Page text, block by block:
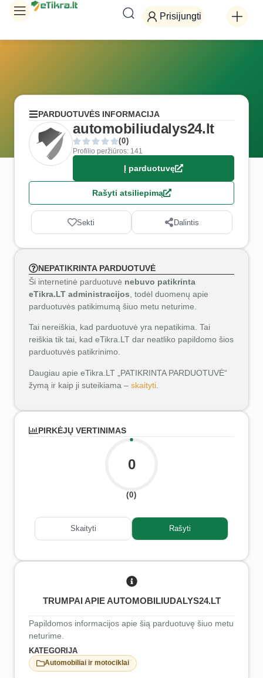
Prisijungti
PARDUOTUVĖS INFORMACIJA
automobiliudalys24.lt
(0)
Profilio peržiūros: 141
Į parduotuvę
Rašyti atsiliepimą
Sekti Dalintis
NEPATIKRINTA PARDUOTUVĖ
Ši internetinė parduotuvė nebuvo patikrinta
eTikra.LT administracijos , todėl duomenų apie
parduotuvės patikimumą šiuo metu neturime.
Tai nereiškia, kad parduotuvė yra nepatikima. Tai
reiškia tik tai, kad eTikra.LT dar neatliko papildomo šios
parduotuvės patikrinimo.
Daugiau apie eTikra.LT „PATIKRINTA PARDUOTUVĖ“
žymą ir kaip ji suteikiama – skaityti
PIRKĖJŲ VERTINIMAS
0
(0)
Skaityti Rašyti
TRUMPAI APIE AUTOMOBILIUDALYS24.LT
Papildomos informacijos apie šią parduotuvę šiuo metu
neturime.
KATEGORIJA
Automobiliai ir motociklai